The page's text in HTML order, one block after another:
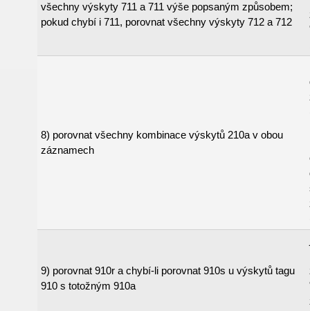
všechny výskyty 711 a 711 výše popsaným způsobem;
pokud chybí i 711, porovnat všechny výskyty 712 a 712
8) porovnat všechny kombinace výskytů 210a v obou
záznamech
9) porovnat 910r a chybí-li porovnat 910s u výskytů tagu
910 s totožným 910a